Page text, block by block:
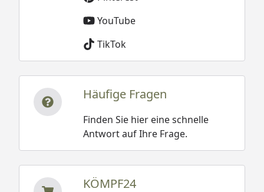
YouTube
TikTok
Häufige Fragen
Finden Sie hier eine schnelle
Antwort auf Ihre Frage.
KÖMPF24